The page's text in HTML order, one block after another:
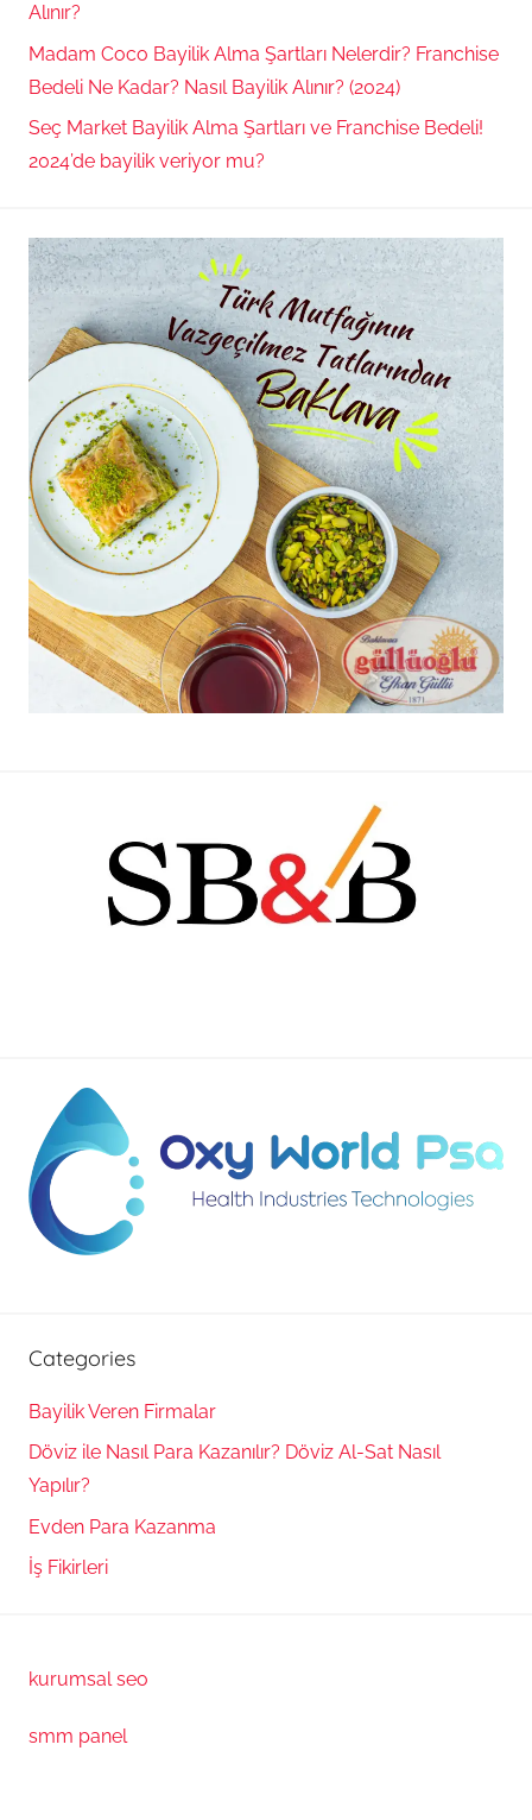
Alınır?
Madam Coco Bayilik Alma Şartları Nelerdir? Franchise
Bedeli Ne Kadar? Nasıl Bayilik Alınır? (2024)
Seç Market Bayilik Alma Şartları ve Franchise Bedeli!
2024’de bayilik veriyor mu?
Categories
Bayilik Veren Firmalar
Döviz ile Nasıl Para Kazanılır? Döviz Al-Sat Nasıl
Yapılır?
Evden Para Kazanma
İş Fikirleri
kurumsal seo
smm panel